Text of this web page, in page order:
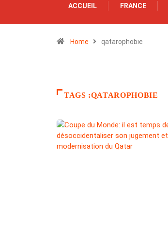
ACCUEIL FRANCE
Home qatarophobie
TAGS :QATAROPHOBIE